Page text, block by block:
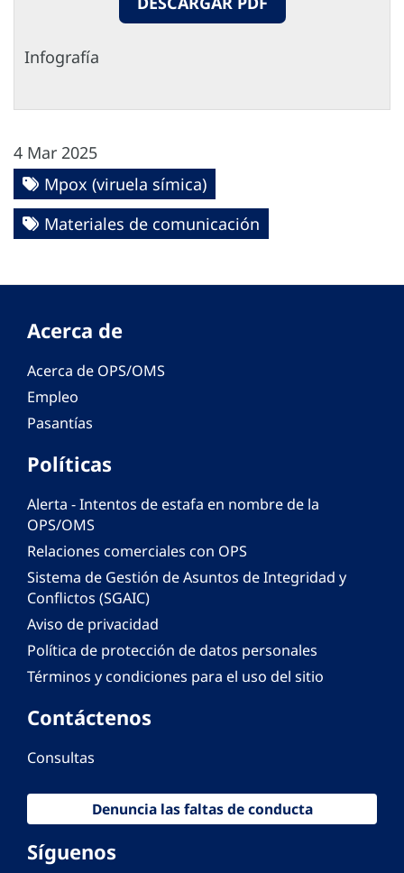
Infografía
4 Mar 2025
Mpox (viruela símica)
Materiales de comunicación
Acerca de
Acerca de OPS/OMS
Empleo
Pasantías
Políticas
Alerta - Intentos de estafa en nombre de la
OPS/OMS
Relaciones comerciales con OPS
Sistema de Gestión de Asuntos de Integridad y
Conflictos (SGAIC)
Aviso de privacidad
Política de protección de datos personales
Términos y condiciones para el uso del sitio
Contáctenos
Consultas
Denuncia las faltas de conducta
Síguenos